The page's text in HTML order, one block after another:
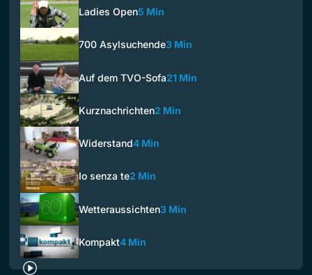
Ladies Open5 Min
700 Asylsuchende3 Min
Auf dem TVO-Sofa21 Min
Kurznachrichten2 Min
Widerstand4 Min
Io senza te2 Min
Wetteraussichten3 Min
Kompakt4 Min